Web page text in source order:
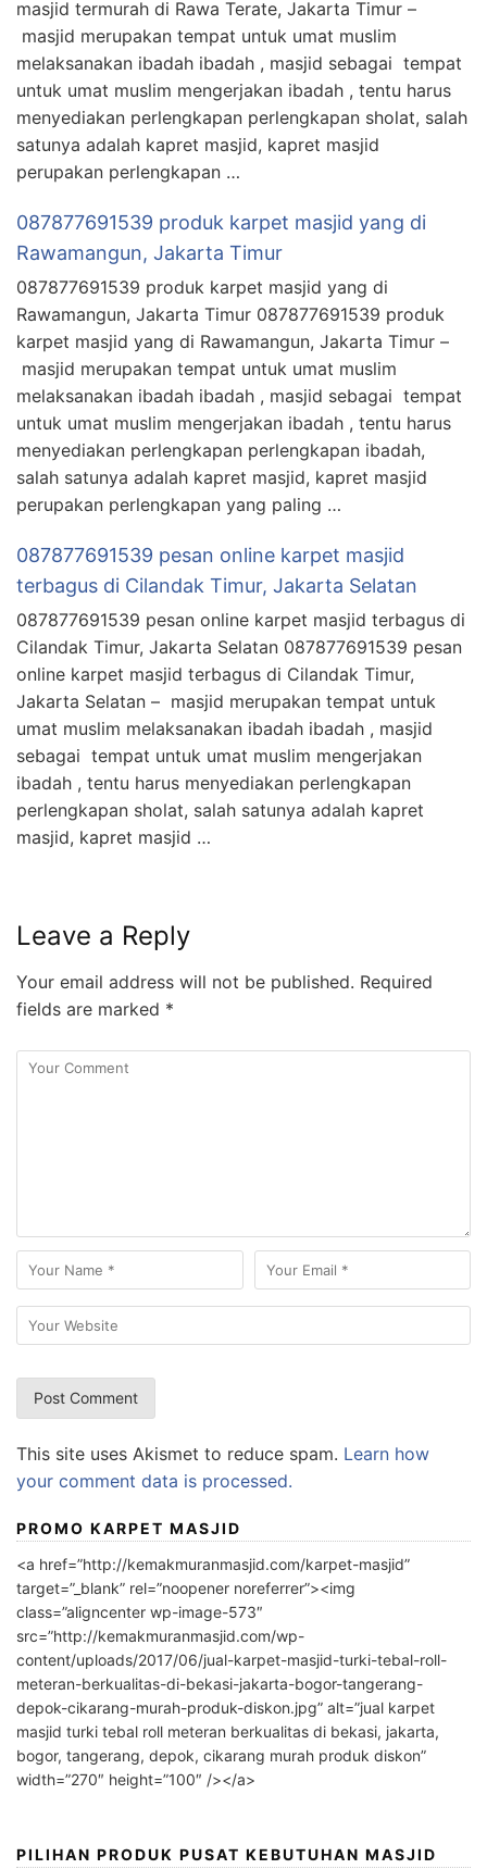
masjid termurah di Rawa Terate, Jakarta Timur –
masjid merupakan tempat untuk umat muslim
melaksanakan ibadah ibadah , masjid sebagai tempat
untuk umat muslim mengerjakan ibadah , tentu harus
menyediakan perlengkapan perlengkapan sholat, salah
satunya adalah kapret masjid, kapret masjid
perupakan perlengkapan …
087877691539 produk karpet masjid yang di
Rawamangun, Jakarta Timur
087877691539 produk karpet masjid yang di
Rawamangun, Jakarta Timur 087877691539 produk
karpet masjid yang di Rawamangun, Jakarta Timur –
masjid merupakan tempat untuk umat muslim
melaksanakan ibadah ibadah , masjid sebagai tempat
untuk umat muslim mengerjakan ibadah , tentu harus
menyediakan perlengkapan perlengkapan ibadah,
salah satunya adalah kapret masjid, kapret masjid
perupakan perlengkapan yang paling …
087877691539 pesan online karpet masjid
terbagus di Cilandak Timur, Jakarta Selatan
087877691539 pesan online karpet masjid terbagus di
Cilandak Timur, Jakarta Selatan 087877691539 pesan
online karpet masjid terbagus di Cilandak Timur,
Jakarta Selatan – masjid merupakan tempat untuk
umat muslim melaksanakan ibadah ibadah , masjid
sebagai tempat untuk umat muslim mengerjakan
ibadah , tentu harus menyediakan perlengkapan
perlengkapan sholat, salah satunya adalah kapret
masjid, kapret masjid …
Leave a Reply
Your email address will not be published. Required
fields are marked *
This site uses Akismet to reduce spam. Learn how
your comment data is processed.
PROMO KARPET MASJID
<a href=”http://kemakmuranmasjid.com/karpet-masjid”
target=”_blank” rel=”noopener noreferrer”><img
class=”aligncenter wp-image-573″
src=”http://kemakmuranmasjid.com/wp-
content/uploads/2017/06/jual-karpet-masjid-turki-tebal-roll-
meteran-berkualitas-di-bekasi-jakarta-bogor-tangerang-
depok-cikarang-murah-produk-diskon.jpg” alt=”jual karpet
masjid turki tebal roll meteran berkualitas di bekasi, jakarta,
bogor, tangerang, depok, cikarang murah produk diskon”
width=”270″ height=”100″ /></a>
PILIHAN PRODUK PUSAT KEBUTUHAN MASJID